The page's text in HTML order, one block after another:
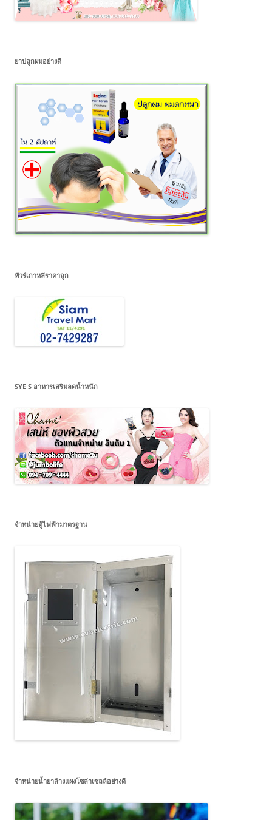
ยาปลูกผมอย่างดี
ทัวร์เกาหลีราคาถูก
SYE S อาหารเสริมลดน้ำหนัก
จำหน่ายตู้ไฟฟ้ามาตรฐาน
จำหน่ายน้ำยาล้างแผงโซล่าเซลล์อย่างดี